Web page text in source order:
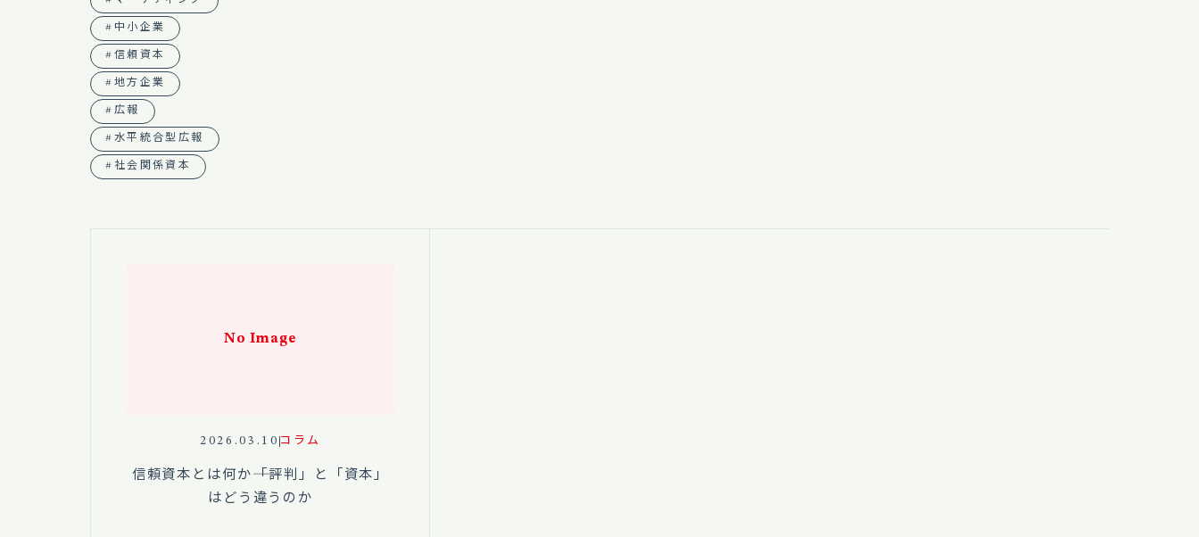
#中小企業
#信頼資本
#地方企業
#広報
#水平統合型広報
#社会関係資本
No Image
2026.03.10 コラム
信頼資本とは何か――「評判」と「資本」
はどう違うのか